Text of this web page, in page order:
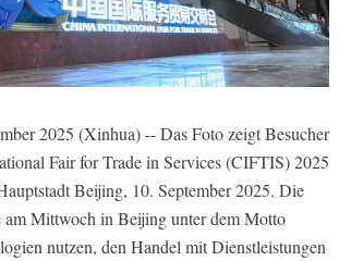
2025 (Xinhua) -- Das Foto zeigt Besucher
Fair for Trade in Services (CIFTIS) 2025
Beijing, 10. September 2025. Die
Mittwoch in Beijing unter dem Motto
nutzen, den Handel mit Dienstleistungen